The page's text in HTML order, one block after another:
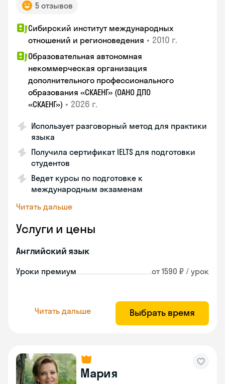
5 отзывов
Сибирский институт международных
отношений и регионоведения • 2010 г.
Образовательная автономная
некоммерческая организация
дополнительного профессионального
образования «СКАЕНГ» (ОАНО ДПО
«СКАЕНГ») • 2026 г.
Использует разговорный метод для практики
языка
Получила сертификат IELTS для подготовки
студентов
Ведет курсы по подготовке к
международным экзаменам
Читать дальше
Услуги и цены
Английский язык
Уроки премиум от 1590 ₽ / урок
Читать дальше Выбрать время
Мария